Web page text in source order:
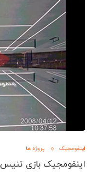
اینفومجیک پروژه ها
اینفومجیک بازی تنیس